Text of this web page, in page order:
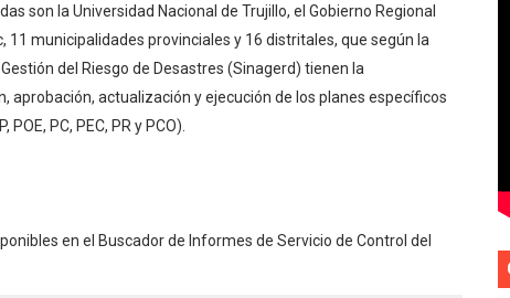
son la Universidad Nacional de Trujillo, el Gobierno Regional
11 municipalidades provinciales y 16 distritales, que según la
del Riesgo de Desastres (Sinagerd) tienen la
aprobación, actualización y ejecución de los planes específicos
PC, PEC, PR y PCO).
en el Buscador de Informes de Servicio de Control del